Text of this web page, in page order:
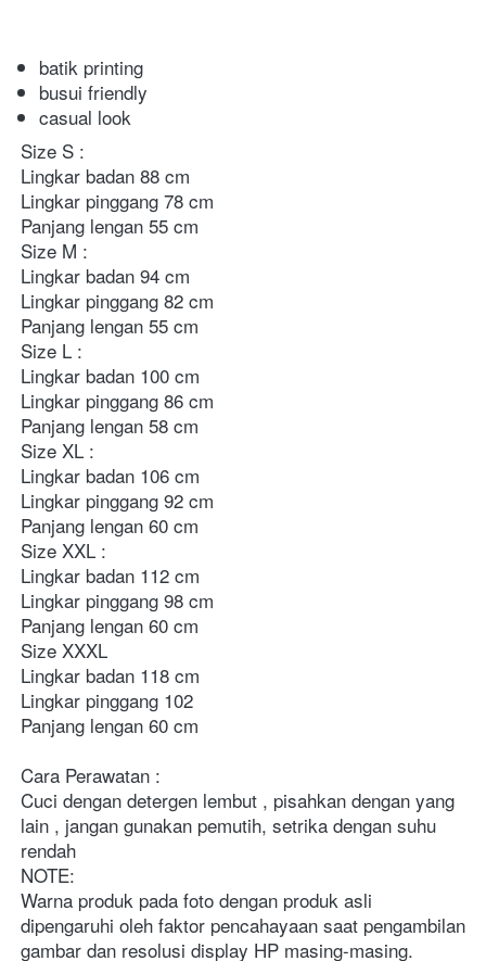
batik printing
busui friendly
casual look
Size S :
Lingkar badan 88 cm
Lingkar pinggang 78 cm
Panjang lengan 55 cm
Size M :
Lingkar badan 94 cm
Lingkar pinggang 82 cm
Panjang lengan 55 cm
Size L :
Lingkar badan 100 cm
Lingkar pinggang 86 cm
Panjang lengan 58 cm
Size XL :
Lingkar badan 106 cm
Lingkar pinggang 92 cm
Panjang lengan 60 cm
Size XXL :
Lingkar badan 112 cm
Lingkar pinggang 98 cm
Panjang lengan 60 cm
Size XXXL
Lingkar badan 118 cm
Lingkar pinggang 102
Panjang lengan 60 cm
Cara Perawatan :
Cuci dengan detergen lembut , pisahkan dengan yang
lain , jangan gunakan pemutih, setrika dengan suhu
rendah
NOTE:
Warna produk pada foto dengan produk asli
dipengaruhi oleh faktor pencahayaan saat pengambilan
gambar dan resolusi display HP masing-masing.